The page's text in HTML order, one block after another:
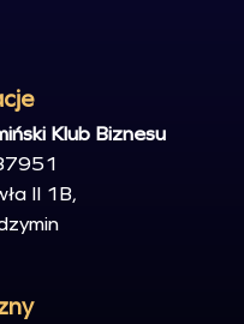
Klub Biznesu
II 1B,